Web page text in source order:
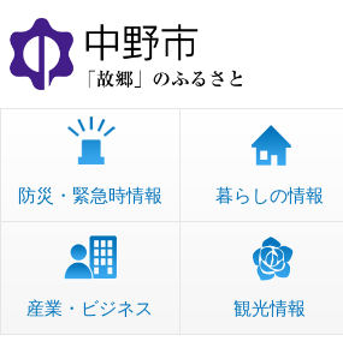
本
文
へ
移
防災・緊急時情報 暮らしの情報
産業・ビジネス 観光情報